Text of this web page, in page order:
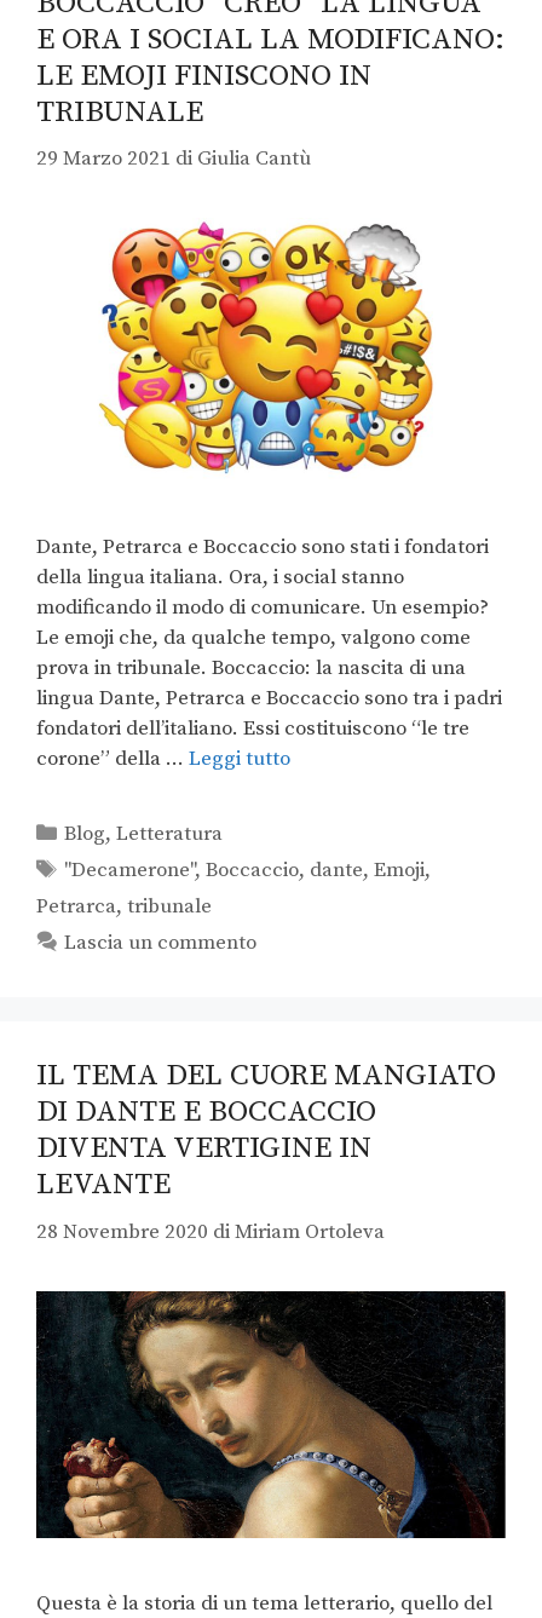
E ORA I SOCIAL LA MODIFICANO:
LE EMOJI FINISCONO IN
TRIBUNALE
29 Marzo 2021 di Giulia Cantù
Dante, Petrarca e Boccaccio sono stati i fondatori
della lingua italiana. Ora, i social stanno
modificando il modo di comunicare. Un esempio?
Le emoji che, da qualche tempo, valgono come
prova in tribunale. Boccaccio: la nascita di una
lingua Dante, Petrarca e Boccaccio sono tra i padri
fondatori dell’italiano. Essi costituiscono “le tre
corone” della … Leggi tutto
Blog,Letteratura
"Decamerone",Boccaccio, dante,Emoji,
Petrarca, tribunale
Lascia un commento
IL TEMA DEL CUORE MANGIATO
DI DANTE E BOCCACCIO
DIVENTA VERTIGINE IN
LEVANTE
28 Novembre 2020 diMiriam Ortoleva
Questa è la storia di un tema letterario, quello del